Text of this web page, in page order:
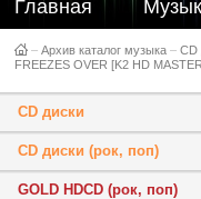
Главная
– Архив каталог музыка – CD
FREEZES OVER [K2 HD
CD диски
CD диски (рок, поп)
GOLD HDCD (рок, поп)